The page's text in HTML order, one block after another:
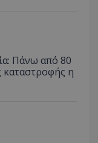
Πάνω από 80
καταστροφής η